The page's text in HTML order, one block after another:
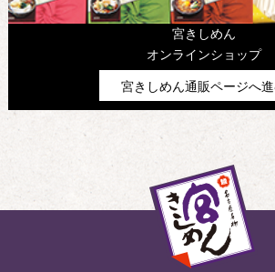
宮きしめん
オンラインショップ
宮きしめん通販ページへ